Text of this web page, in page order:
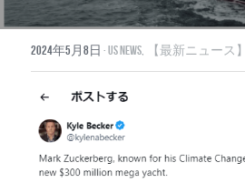
EuropeNews
China News
Featured Topics
Japan
2024年5月8日 ·US News, 【最新ニュース】,